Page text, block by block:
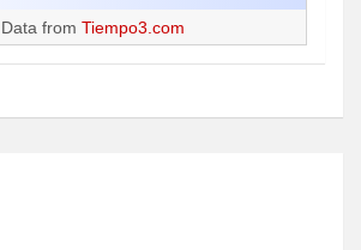
Data from Tiempo3.com